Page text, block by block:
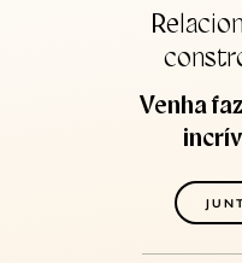
Venha